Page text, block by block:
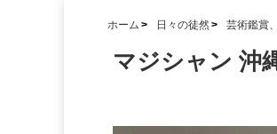
ホーム 日々の徒然 芸術鑑賞
マジシャン 沖